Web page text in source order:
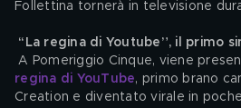
Follettina tornerà in televisione
“La regina di Youtube”, il primo
A Pomeriggio Cinque, viene
regina di YouTube, primo brano
Creation e diventato virale in